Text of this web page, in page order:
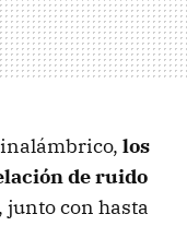
los
de ruido
, junto con hasta